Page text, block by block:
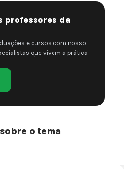
professores da
e cursos com nosso
que vivem a prática
o tema